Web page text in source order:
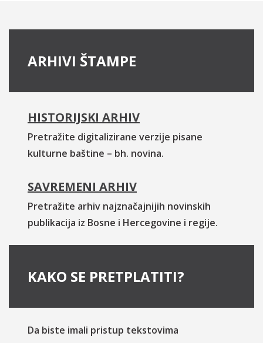
ARHIVI ŠTAMPE
HISTORIJSKI ARHIV
Pretražite digitalizirane verzije pisane
kulturne baštine – bh. novina.
SAVREMENI ARHIV
Pretražite arhiv najznačajnijih novinskih
publikacija iz Bosne i Hercegovine i regije.
KAKO SE PRETPLATITI?
Da biste imali pristup tekstovima